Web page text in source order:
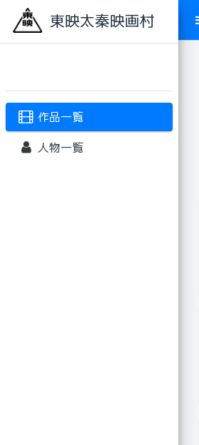
東映太秦映画村
作品一覧
人物一覧